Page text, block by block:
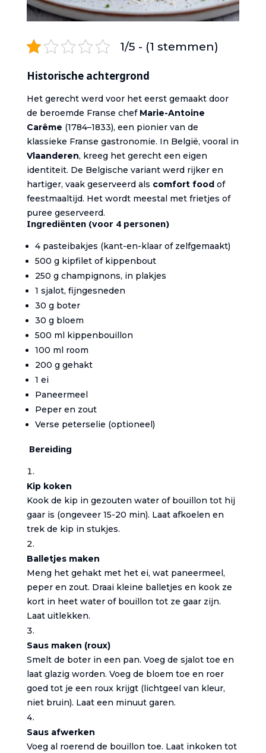
1/5 - (1 stemmen)
Historische achtergrond
Het gerecht werd voor het eerst gemaakt door
de beroemde Franse chef Marie-Antoine
Carême (1784–1833), een pionier van de
klassieke Franse gastronomie. In België, vooral in
Vlaanderen, kreeg het gerecht een eigen
identiteit. De Belgische variant werd rijker en
hartiger, vaak geserveerd als comfort foodof
feestmaaltijd. Het wordt meestal met frietjes of
puree geserveerd.
Ingrediënten (voor 4 personen)
4 pasteibakjes (kant-en-klaar of zelfgemaakt)
500 g kipfilet of kippenbout
250 g champignons, in plakjes
1 sjalot, fijngesneden
30 g boter
30 g bloem
500 ml kippenbouillon
100 ml room
200 g gehakt
1 ei
Paneermeel
Peper en zout
Verse peterselie (optioneel)
Bereiding
Kip koken
Kook de kip in gezouten water of bouillon tot hij
gaar is (ongeveer 15-20 min). Laat afkoelen en
trek de kip in stukjes.
Balletjes maken
Meng het gehakt met het ei, wat paneermeel,
peper en zout. Draai kleine balletjes en kook ze
kort in heet water of bouillon tot ze gaar zijn.
Laat uitlekken.
Saus maken (roux)
Smelt de boter in een pan. Voeg de sjalot toe en
laat glazig worden. Voeg de bloem toe en roer
goed tot je een roux krijgt (lichtgeel van kleur,
niet bruin). Laat een minuut garen.
Saus afwerken
Voeg al roerend de bouillon toe. Laat inkoken tot